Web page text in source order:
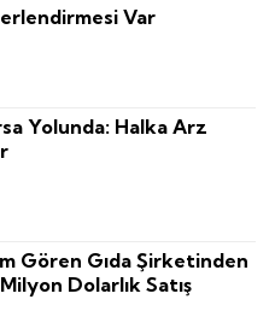
Var
Yolunda: Halka Arz
Gören Gıda Şirketinden
Dolarlık Satış